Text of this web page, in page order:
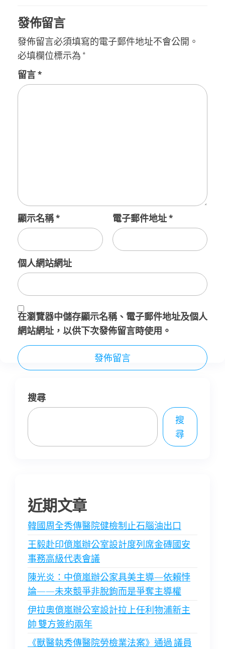
發佈留言
發佈留言必須填寫的電子郵件地址不會公開。
必填欄位標示為 *
留言*
顯示名稱* 電子郵件地址*
個人網站網址
在瀏覽器中儲存顯示名稱、電子郵件地址及個人
網站網址，以供下次發佈留言時使用。
搜尋
搜
尋
近期文章
韓國周全秀傳醫院健檢制止石腦油出口
王毅赴印億嵐辦公室設計度列席金磚國安
事務高級代表會議
陳光炎：中億嵐辦公家具美主導—依賴悖
論——未來競爭非脫鉤而是爭奪主導權
伊拉奧億嵐辦公室設計拉上任利物浦新主
帥 雙方簽約兩年
《獸醫執秀傳醫院勞檢業法案》通過 議員